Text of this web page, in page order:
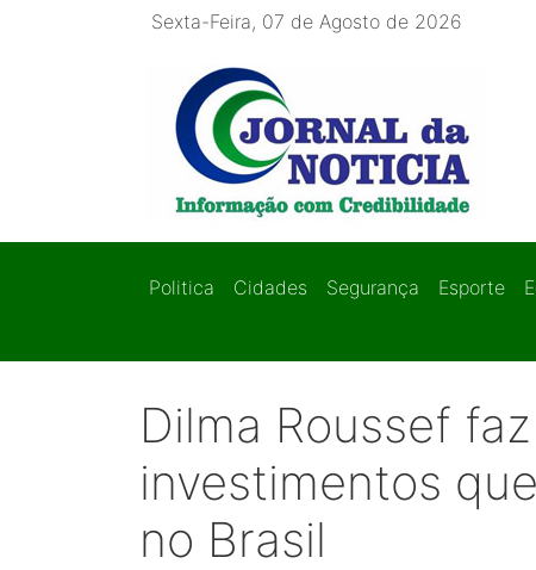
Sexta-Feira, 07 de Agosto de 2026
Politica Cidades Segurança Esporte
Dilma Roussef
investimentos
no Brasil